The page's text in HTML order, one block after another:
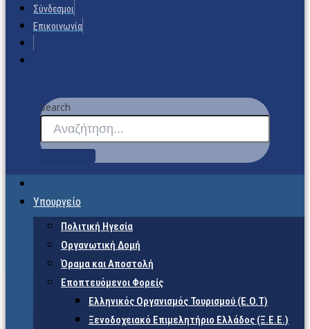
Σύνδεσμοι
Επικοινωνία
Search
Υπουργείο
Πολιτική Ηγεσία
Οργανωτική Δομή
Όραμα και Αποστολή
Εποπτευόμενοι Φορείς
Eλληνικός Οργανισμός Τουρισμού (Ε.Ο.Τ)
Ξενοδοχειακό Επιμελητήριο Ελλάδος (Ξ.Ε.Ε.)